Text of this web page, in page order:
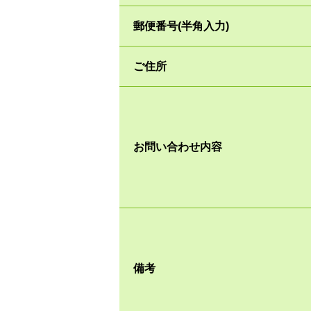
郵便番号(半角入力)
ご住所
お問い合わせ内容
備考